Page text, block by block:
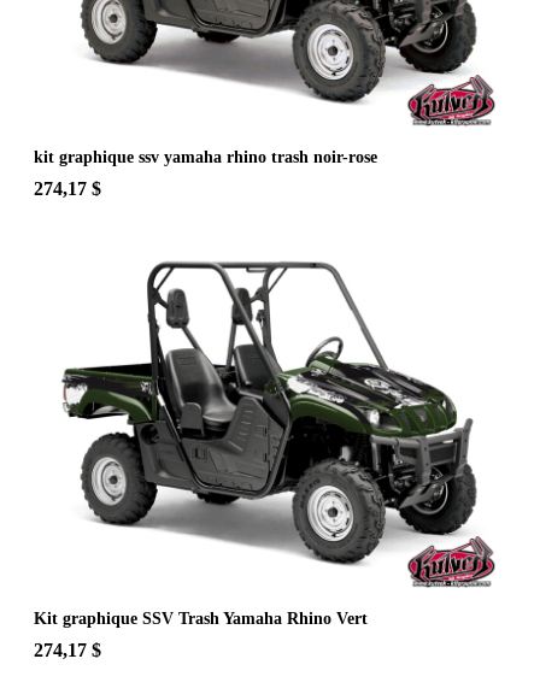
kit graphique ssv yamaha rhino trash noir-rose
274,17 $
Kit graphique SSV Trash Yamaha Rhino Vert
274,17 $